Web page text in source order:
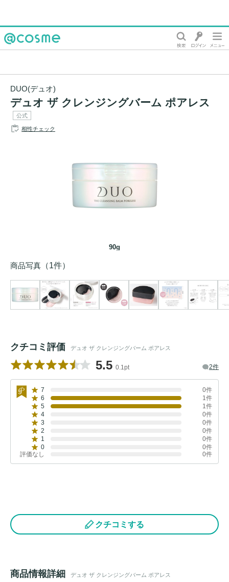
DUO(デュオ)
デュオ ザ クレンジングバーム ポアレス
公式
相性チェック
90g
商品写真 （1件）
クチコミ評価 デュオ ザ クレンジングバーム ポアレス
5.5 0.1pt 2件
7
0件
6
1件
5
1件
4
0件
3
0件
2
0件
1
0件
0
0件
評価なし
0件
クチコミする
商品情報詳細 デュオ ザ クレンジングバーム ポアレス